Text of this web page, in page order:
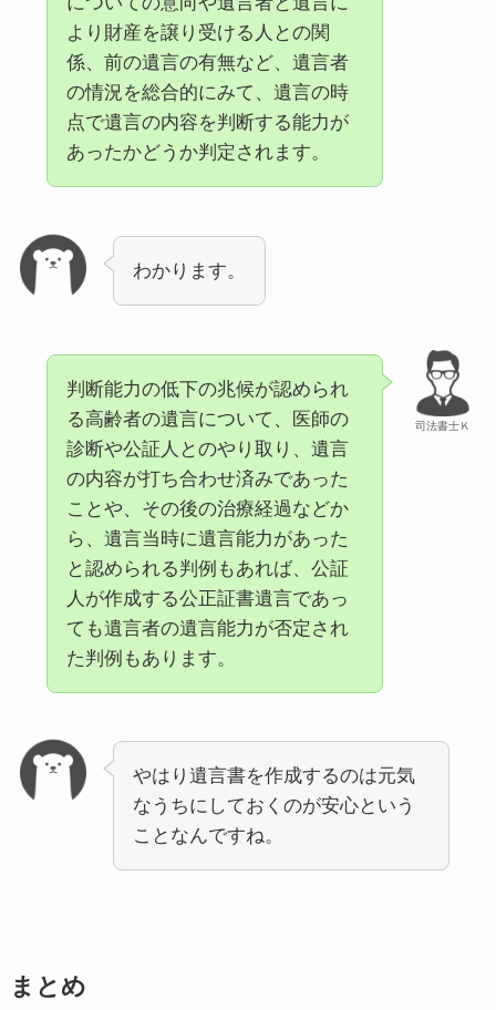
より財産を譲り受ける人との関
係、前の遺言の有無など、遺言者
の情況を総合的にみて、遺言の時
点で遺言の内容を判断する能力が
あったかどうか判定されます。
わかります。
司法書士Ｋ
判断能力の低下の兆候が認められ
る高齢者の遺言について、医師の
診断や公証人とのやり取り、遺言
の内容が打ち合わせ済みであった
ことや、その後の治療経過などか
ら、遺言当時に遺言能力があった
と認められる判例もあれば、公証
人が作成する公正証書遺言であっ
ても遺言者の遺言能力が否定され
た判例もあります。
やはり遺言書を作成するのは元気
なうちにしておくのが安心という
ことなんですね。
まとめ